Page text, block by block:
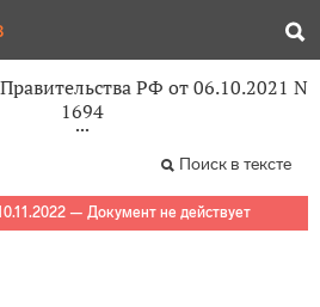
РФ от 06.10.2021 N
1694
Поиск в тексте
— Документ не действует